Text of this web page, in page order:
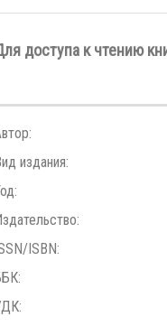
доступа к чтению
издания:
ISBN: